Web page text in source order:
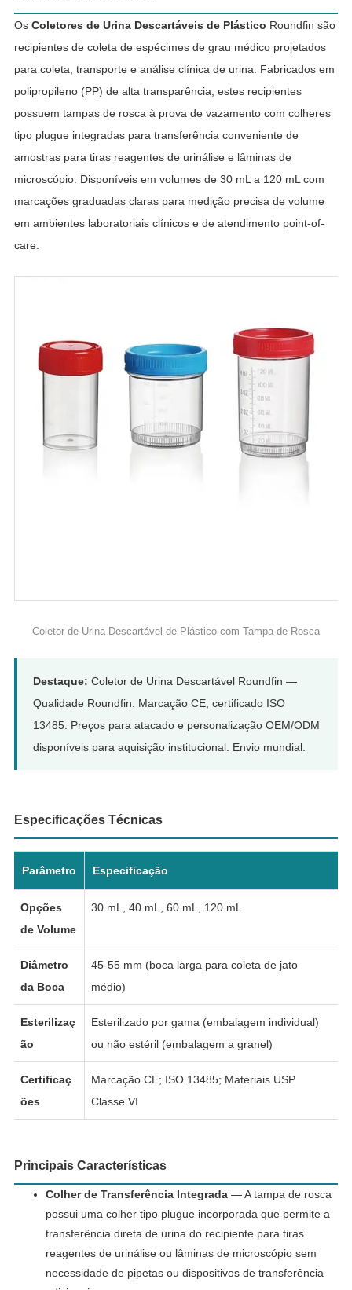
Os Coletores de Urina Descartáveis de Plástico Roundfin são
recipientes de coleta de espécimes de grau médico projetados
para coleta, transporte e análise clínica de urina. Fabricados em
polipropileno (PP) de alta transparência, estes recipientes
possuem tampas de rosca à prova de vazamento com colheres
tipo plugue integradas para transferência conveniente de
amostras para tiras reagentes de urinálise e lâminas de
microscópio. Disponíveis em volumes de 30 mL a 120 mL com
marcações graduadas claras para medição precisa de volume
em ambientes laboratoriais clínicos e de atendimento point-of-
care.
Coletor de Urina Descartável de Plástico com Tampa de Rosca
Destaque: Coletor de Urina Descartável Roundfin —
Qualidade Roundfin. Marcação CE, certificado ISO
13485. Preços para atacado e personalização OEM/ODM
disponíveis para aquisição institucional. Envio mundial.
Especificações Técnicas
Parâmetro Especificação
Opções
de Volume
30 mL, 40 mL, 60 mL, 120 mL
Diâmetro
da Boca
45-55 mm (boca larga para coleta de jato
médio)
Esterilizaç
ão
Esterilizado por gama (embalagem individual)
ou não estéril (embalagem a granel)
Certificaç
ões
Marcação CE; ISO 13485; Materiais USP
Classe VI
Principais Características
Colher de Transferência Integrada— A tampa de rosca
possui uma colher tipo plugue incorporada que permite a
transferência direta de urina do recipiente para tiras
reagentes de urinálise ou lâminas de microscópio sem
necessidade de pipetas ou dispositivos de transferência